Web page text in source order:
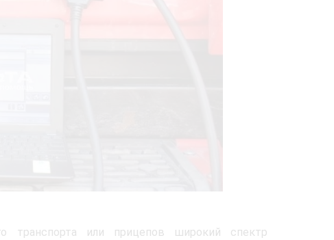
транспорта или прицепов широкий спектр